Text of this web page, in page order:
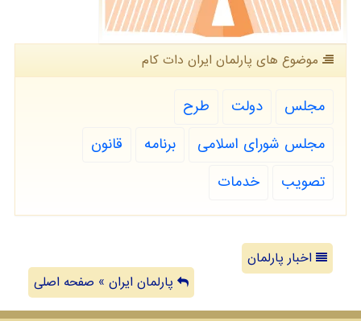
موضوع های پارلمان ایران دات كام
مجلس دولت
طرح
مجلس شورای اسلامی
برنامه
قانون
تصویب
خدمات
اخبار پارلمان
پارلمان ایران » صفحه اصلی